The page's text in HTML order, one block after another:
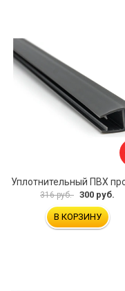
316 руб. 300 руб.
В КОРЗИНУ